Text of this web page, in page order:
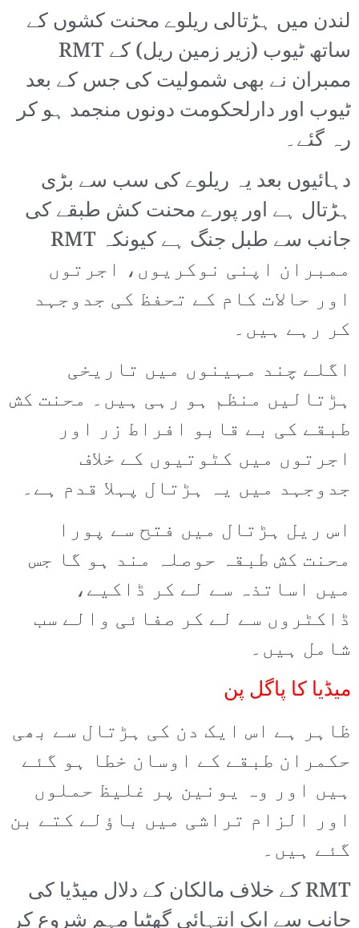
لندن میں ہڑتالی ریلوے محنت کشوں کے
ساتھ ٹیوب (زیر زمین ریل) کے RMT
ممبران نے بھی شمولیت کی جس کے بعد
ٹیوب اور دارلحکومت دونوں منجمد ہو کر
رہ گئے۔
دہائیوں بعد یہ ریلوے کی سب سے بڑی
ہڑتال ہے اور پورے محنت کش طبقے کی
جانب سے طبل جنگ ہے کیونکہ RMT
ممبران اپنی نوکریوں، اجرتوں
اور حالات کام کے تحفظ کی جدوجہد
کر رہے ہیں۔
اگلے چند مہینوں میں تاریخی
ہڑتالیں منظم ہو رہی ہیں۔ محنت کش
طبقے کی بے قابو افراط زر اور
اجرتوں میں کٹوتیوں کے خلاف
جدوجہد میں یہ ہڑتال پہلا قدم ہے۔
اس ریل ہڑتال میں فتح سے پورا
محنت کش طبقہ حوصلہ مند ہو گا جس
میں اساتذہ سے لے کر ڈاکیے،
ڈاکٹروں سے لے کر صفائی والے سب
شامل ہیں۔
میڈیا کا پاگل پن
ظاہر ہے اس ایک دن کی ہڑتال سے بھی
حکمران طبقے کے اوسان خطا ہو گئے
ہیں اور وہ یونین پر غلیظ حملوں
اور الزام تراشی میں باؤلے کتے بن
گئے ہیں۔
RMT کے خلاف مالکان کے دلال میڈیا کی